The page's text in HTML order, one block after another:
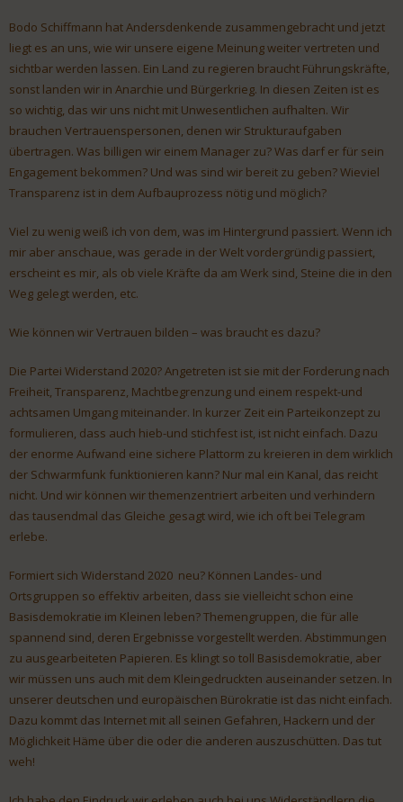
Bodo Schiffmann hat Andersdenkende zusammengebracht und jetzt
liegt es an uns, wie wir unsere eigene Meinung weiter vertreten und
sichtbar werden lassen. Ein Land zu regieren braucht Führungskräfte,
sonst landen wir in Anarchie und Bürgerkrieg. In diesen Zeiten ist es
so wichtig, das wir uns nicht mit Unwesentlichen aufhalten. Wir
brauchen Vertrauenspersonen, denen wir Strukturaufgaben
übertragen. Was billigen wir einem Manager zu? Was darf er für sein
Engagement bekommen? Und was sind wir bereit zu geben? Wieviel
Transparenz ist in dem Aufbauprozess nötig und möglich?
Viel zu wenig weiß ich von dem, was im Hintergrund passiert. Wenn ich
mir aber anschaue, was gerade in der Welt vordergründig passiert,
erscheint es mir, als ob viele Kräfte da am Werk sind, Steine die in den
Weg gelegt werden, etc.
Wie können wir Vertrauen bilden – was braucht es dazu?
Die Partei Widerstand 2020? Angetreten ist sie mit der Forderung nach
Freiheit, Transparenz, Machtbegrenzung und einem respekt-und
achtsamen Umgang miteinander. In kurzer Zeit ein Parteikonzept zu
formulieren, dass auch hieb-und stichfest ist, ist nicht einfach. Dazu
der enorme Aufwand eine sichere Plattorm zu kreieren in dem wirklich
der Schwarmfunk funktionieren kann? Nur mal ein Kanal, das reicht
nicht. Und wir können wir themenzentriert arbeiten und verhindern
das tausendmal das Gleiche gesagt wird, wie ich oft bei Telegram
erlebe.
Formiert sich Widerstand 2020 neu? Können Landes- und
Ortsgruppen so effektiv arbeiten, dass sie vielleicht schon eine
Basisdemokratie im Kleinen leben? Themengruppen, die für alle
spannend sind, deren Ergebnisse vorgestellt werden. Abstimmungen
zu ausgearbeiteten Papieren. Es klingt so toll Basisdemokratie, aber
wir müssen uns auch mit dem Kleingedruckten auseinander setzen. In
unserer deutschen und europäischen Bürokratie ist das nicht einfach.
Dazu kommt das Internet mit all seinen Gefahren, Hackern und der
Möglichkeit Häme über die oder die anderen auszuschütten. Das tut
weh!